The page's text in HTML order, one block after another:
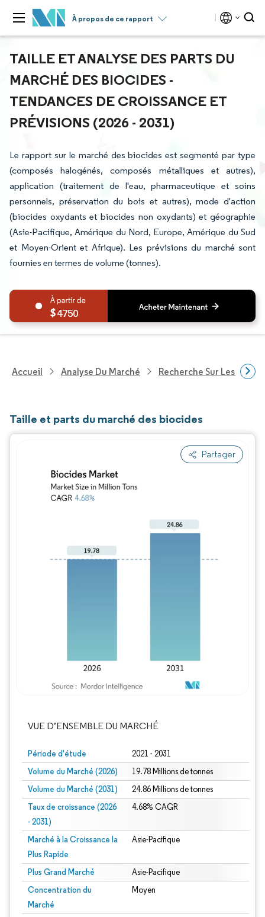
À propos de ce rapport
TAILLE ET ANALYSE DES PARTS DU
MARCHÉ DES BIOCIDES -
TENDANCES DE CROISSANCE ET
PRÉVISIONS (2026 - 2031)
Le rapport sur le marché des biocides est segmenté par type
(composés halogénés, composés métalliques et autres),
application (traitement de l'eau, pharmaceutique et soins
personnels, préservation du bois et autres), mode d'action
(biocides oxydants et biocides non oxydants) et géographie
(Asie-Pacifique, Amérique du Nord, Europe, Amérique du Sud
et Moyen-Orient et Afrique). Les prévisions du marché sont
fournies en termes de volume (tonnes).
4750
Accueil Analyse Du Marché Recherche Sur Les
Taille et parts du marché des biocides
Partager
VUE D’ENSEMBLE DU MARCHÉ
Période d'étude 2021 - 2031
Volume du Marché (2026) 19.78 Millions de tonnes
Volume du Marché (2031) 24.86 Millions de tonnes
Taux de croissance (2026
- 2031)
4.68% CAGR
Marché à la Croissance la
Plus Rapide
Asie-Pacifique
Plus Grand Marché Asie-Pacifique
Concentration du
Marché
Moyen